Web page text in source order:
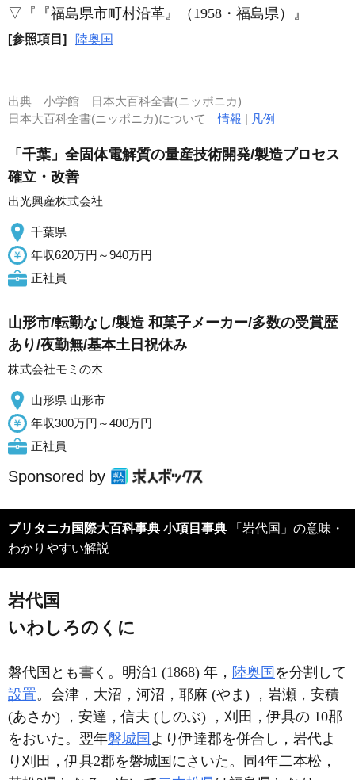
▽ 『『福島県市町村沿革』（1958・福島県）』
[参照項目] | 陸奥国
出典 小学館 日本大百科全書(ニッポニカ)
日本大百科全書(ニッポニカ)について情報 | 凡例
「千葉」全固体電解質の量産技術開発/製造プロセス
確立・改善
出光興産株式会社
千葉県
年収620万円～940万円
正社員
山形市/転勤なし/製造 和菓子メーカー/多数の受賞歴
あり/夜勤無/基本土日祝休み
株式会社モミの木
山形県 山形市
年収300万円～400万円
正社員
Sponsored by
ブリタニカ国際大百科事典 小項目事典 「岩代国」の意味・
わかりやすい解説
岩代国
いわしろのくに
磐代国とも書く。明治1 (1868) 年， 陸奥国 を分割して
設置。会津，大沼，河沼，耶麻 (やま) ，岩瀬，安積
(あさか) ，安達，信夫 (しのぶ) ，刈田，伊具の 10郡
をおいた。翌年磐城国 より伊達郡を併合し，岩代よ
り刈田，伊具2郡を磐城国にさいた。同4年二本松，